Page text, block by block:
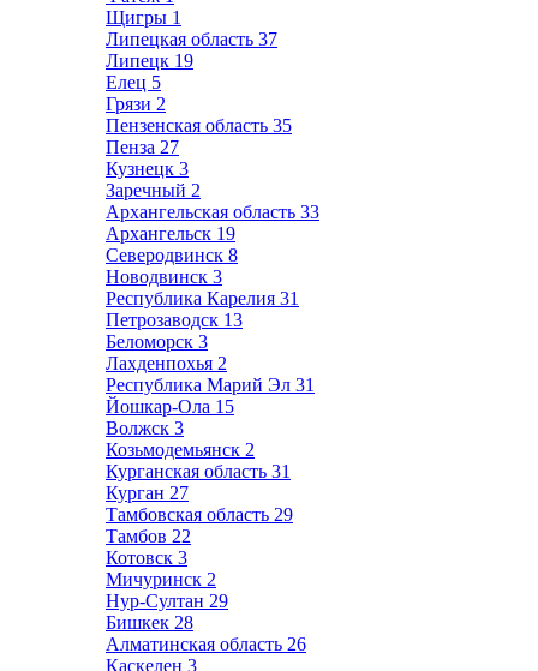
Щигры 1
Липецкая область 37
Липецк 19
Елец 5
Грязи 2
Пензенская область 35
Пенза 27
Кузнецк 3
Заречный 2
Архангельская область 33
Архангельск 19
Северодвинск 8
Новодвинск 3
Республика Карелия 31
Петрозаводск 13
Беломорск 3
Лахденпохья 2
Республика Марий Эл 31
Йошкар-Ола 15
Волжск 3
Козьмодемьянск 2
Курганская область 31
Курган 27
Тамбовская область 29
Тамбов 22
Котовск 3
Мичуринск 2
Нур-Султан 29
Бишкек 28
Алматинская область 26
Каскелен 3